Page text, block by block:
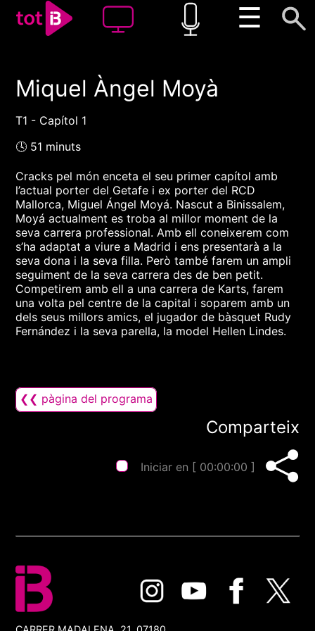
☰
00:00 00:00
Miquel Àngel Moyà
T1 - Capítol 1
🕓 51 minuts
Cracks pel món enceta el seu primer capítol amb
l’actual porter del Getafe i ex porter del RCD
Mallorca, Miguel Ángel Moyá. Nascut a Binissalem,
Moyá actualment es troba al millor moment de la
seva carrera professional. Amb ell coneixerem com
s’ha adaptat a viure a Madrid i ens presentarà a la
seva dona i la seva filla. Però també farem un ampli
seguiment de la seva carrera des de ben petit.
Competirem amb ell a una carrera de Karts, farem
una volta pel centre de la capital i soparem amb un
dels seus millors amics, el jugador de bàsquet Rudy
Fernández i la seva parella, la model Hellen Lindes.
❮❮ pàgina del programa
Comparteix
Iniciar en [ 00:00:00 ]